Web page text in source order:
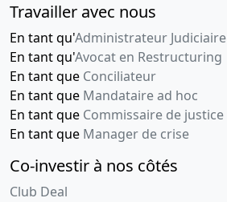
Travailler avec nous
En tant qu'Administrateur Judiciaire
En tant qu'Avocat en Restructuring
En tant que Conciliateur
En tant que Mandataire ad hoc
En tant que Commissaire de justice
En tant que Manager de crise
Co-investir à nos côtés
Club Deal